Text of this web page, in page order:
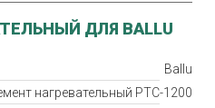
ДЛЯ BALLU
Ballu
нагревательный PTC-1200